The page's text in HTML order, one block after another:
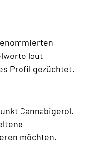
laut
Profil gezüchtet.
Cannabigerol.
möchten.